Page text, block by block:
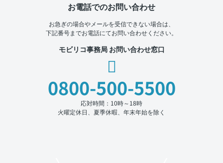
お電話でのお問い合わせ
お急ぎの場合やメールを受信できない場合は、
下記番号までお電話にてお問い合わせください。
モビリコ事務局 お問い合わせ窓口
0800-500-5500
応対時間：10時～18時
火曜定休日、夏季休暇、年末年始を除く